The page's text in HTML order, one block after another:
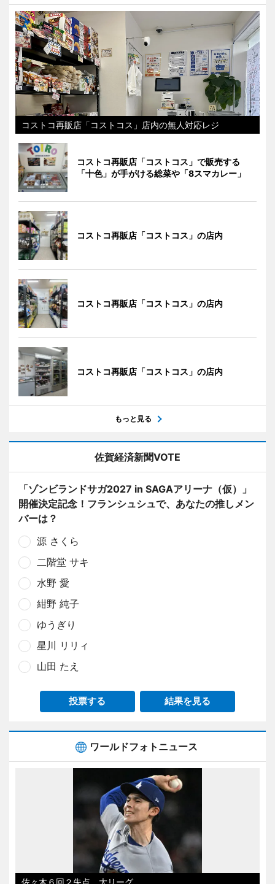
コストコ再販店「コストコス」店内の無人対応レジ
コストコ再販店「コストコス」で販売する
「十色」が手がける総菜や「8スマカレー」
コストコ再販店「コストコス」の店内
コストコ再販店「コストコス」の店内
コストコ再販店「コストコス」の店内
もっと見る
佐賀経済新聞VOTE
「ゾンビランドサガ2027 in SAGAアリーナ（仮）」
開催決定記念！フランシュシュで、あなたの推しメン
バーは？
源 さくら
二階堂 サキ
水野 愛
紺野 純子
ゆうぎり
星川 リリィ
山田 たえ
投票する 結果を見る
ワールドフォトニュース